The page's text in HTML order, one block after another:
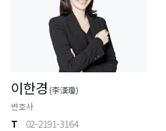
이한경 (李漢瓊)
변호사
T
02-2191-3164